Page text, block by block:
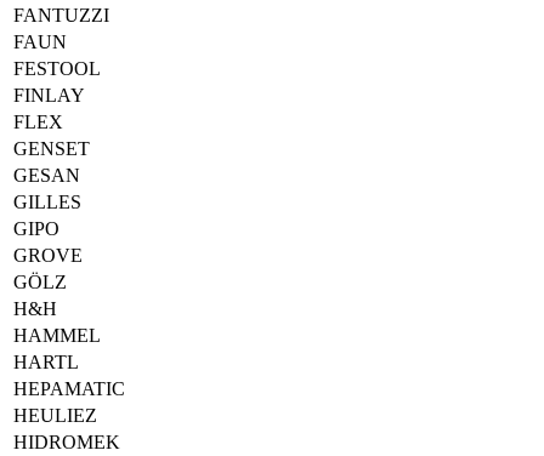
FANTUZZI
FAUN
FESTOOL
FINLAY
FLEX
GENSET
GESAN
GILLES
GIPO
GROVE
GÖLZ
H&H
HAMMEL
HARTL
HEPAMATIC
HEULIEZ
HIDROMEK